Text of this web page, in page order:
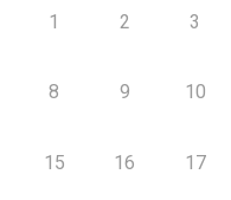
1 2 3
8 9 10
15 16 17